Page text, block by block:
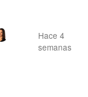
Hace 4
semanas